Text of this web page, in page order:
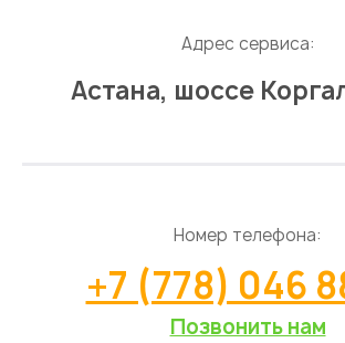
Адрес сервиса:
Астана, шоссе
Номер телефона:
+7 (778) 046
Позвонить нам